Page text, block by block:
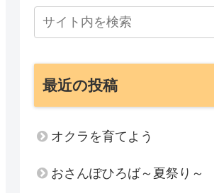
最近の投稿
オクラを育てよう
おさんぽひろば～夏祭り～